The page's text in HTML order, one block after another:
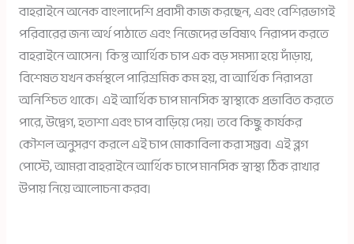
বাহরাইনে অনেক বাংলাদেশি প্রবাসী কাজ করছেন, এবং বেশিরভাগই
পরিবারের জন্য অর্থ পাঠাতে এবং নিজেদের ভবিষ্যৎ নিরাপদ করতে
বাহরাইনে আসেন। কিন্তু আর্থিক চাপ এক বড় সমস্যা হয়ে দাঁড়ায়,
বিশেষত যখন কর্মস্থলে পারিশ্রমিক কম হয়, বা আর্থিক নিরাপত্তা
অনিশ্চিত থাকে। এই আর্থিক চাপ মানসিক স্বাস্থ্যকে প্রভাবিত করতে
পারে, উদ্বেগ, হতাশা এবং চাপ বাড়িয়ে দেয়। তবে কিছু কার্যকর
কৌশল অনুসরণ করলে এই চাপ মোকাবিলা করা সম্ভব। এই ব্লগ
পোস্টে, আমরা বাহরাইনে আর্থিক চাপে মানসিক স্বাস্থ্য ঠিক রাখার
উপায় নিয়ে আলোচনা করব।